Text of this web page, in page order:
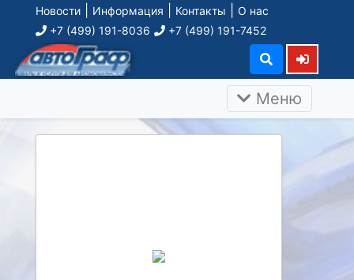
Новости Информация Контакты
О нас
+7 (499) 191-8036
+7 (499) 191-7452
Меню